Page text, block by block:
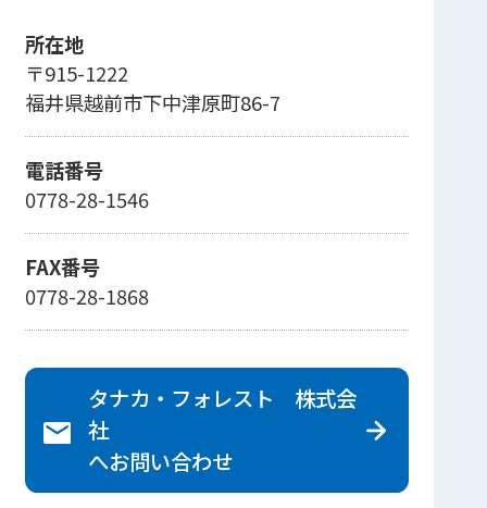
所在地
〒915-1222
福井県越前市下中津原町86-7
電話番号
0778-28-1546
FAX番号
0778-28-1868
タナカ・フォレスト 株式会
社
へお問い合わせ